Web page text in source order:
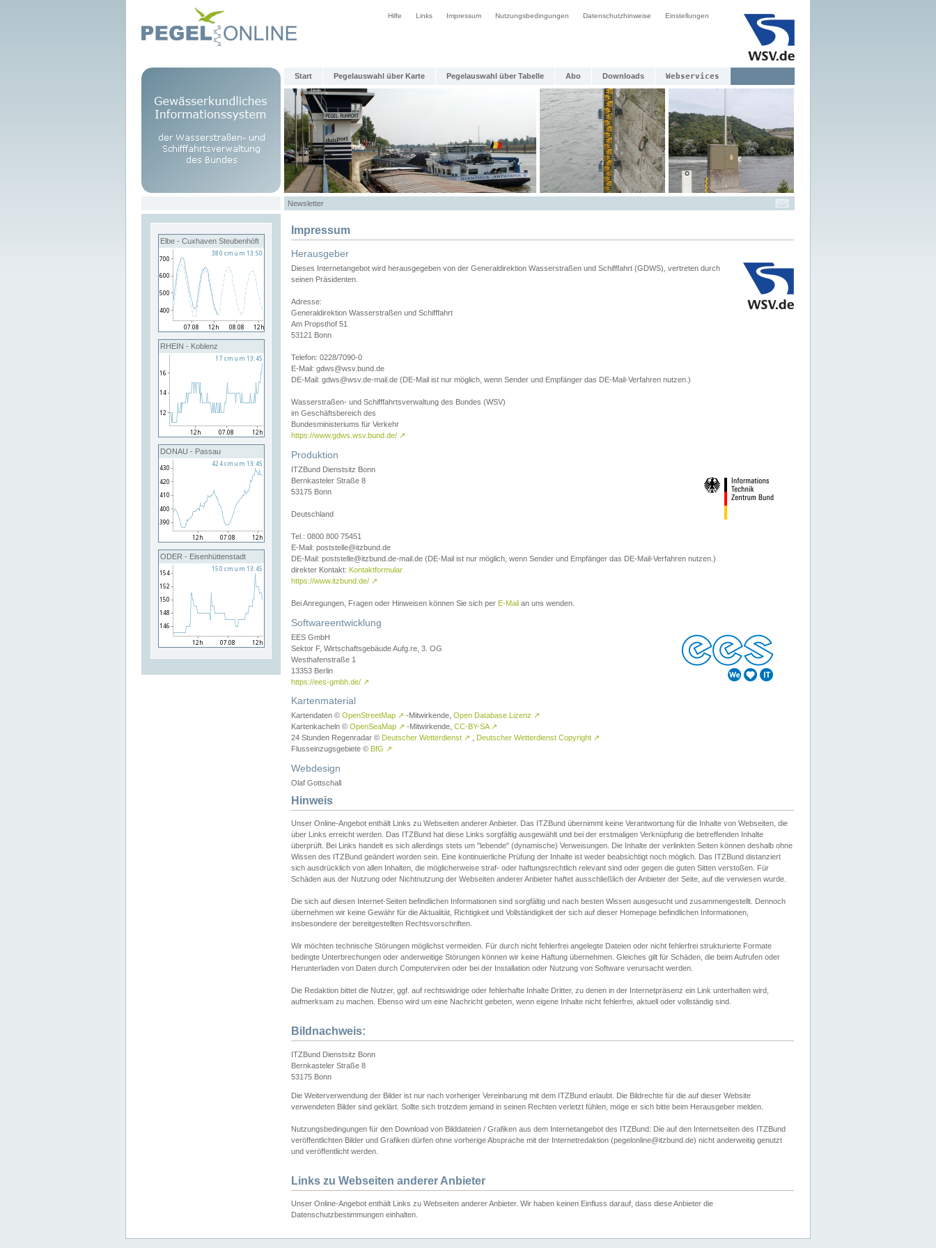
Hilfe Links Impressum Nutzungsbedingungen Datenschutzhinweise Einstellungen
Start Pegelauswahl über Karte Pegelauswahl über Tabelle Abo Downloads Webservices
Newsletter
Elbe - Cuxhaven Steubenhöft
RHEIN - Koblenz
DONAU - Passau
ODER - Eisenhüttenstadt
Impressum
Herausgeber
Dieses Internetangebot wird herausgegeben von der Generaldirektion Wasserstraßen und Schifffahrt (GDWS), vertreten durch
seinen Präsidenten.
Adresse:
Generaldirektion Wasserstraßen und Schifffahrt
Am Propsthof 51
53121 Bonn
Telefon: 0228/7090-0
E-Mail: gdws@wsv.bund.de
DE-Mail: gdws@wsv.de-mail.de (DE-Mail ist nur möglich, wenn Sender und Empfänger das DE-Mail-Verfahren nutzen.)
Wasserstraßen- und Schifffahrtsverwaltung des Bundes (WSV)
im Geschäftsbereich des
Bundesministeriums für Verkehr
https://www.gdws.wsv.bund.de/ ↗
Produktion
ITZBund Dienstsitz Bonn
Bernkasteler Straße 8
53175 Bonn
Deutschland
Tel.: 0800 800 75451
E-Mail: poststelle@itzbund.de
DE-Mail: poststelle@itzbund.de-mail.de (DE-Mail ist nur möglich, wenn Sender und Empfänger das DE-Mail-Verfahren nutzen.)
direkter Kontakt: Kontaktformular
https://www.itzbund.de/ ↗
Bei Anregungen, Fragen oder Hinweisen können Sie sich per E-Mail an uns wenden.
Softwareentwicklung
EES GmbH
Sektor F, Wirtschaftsgebäude Aufg.re, 3. OG
Westhafenstraße 1
13353 Berlin
https://ees-gmbh.de/ ↗
Kartenmaterial
Kartendaten © OpenStreetMap ↗ -Mitwirkende, Open Database Lizenz ↗
Kartenkacheln © OpenSeaMap ↗ -Mitwirkende, CC-BY-SA ↗
24 Stunden Regenradar © Deutscher Wetterdienst ↗ Deutscher Wetterdienst Copyright ↗
Flusseinzugsgebiete © BfG ↗
Webdesign
Olaf Gottschall
Hinweis
Unser Online-Angebot enthält Links zu Webseiten anderer Anbieter. Das ITZBund übernimmt keine Verantwortung für die Inhalte von Webseiten, die
über Links erreicht werden. Das ITZBund hat diese Links sorgfältig ausgewählt und bei der erstmaligen Verknüpfung die betreffenden Inhalte
überprüft. Bei Links handelt es sich allerdings stets um "lebende" (dynamische) Verweisungen. Die Inhalte der verlinkten Seiten können deshalb ohne
Wissen des ITZBund geändert worden sein. Eine kontinuierliche Prüfung der Inhalte ist weder beabsichtigt noch möglich. Das ITZBund distanziert
sich ausdrücklich von allen Inhalten, die möglicherweise straf- oder haftungsrechtlich relevant sind oder gegen die guten Sitten verstoßen. Für
Schäden aus der Nutzung oder Nichtnutzung der Webseiten anderer Anbieter haftet ausschließlich der Anbieter der Seite, auf die verwiesen wurde.
Die sich auf diesen Internet-Seiten befindlichen Informationen sind sorgfältig und nach besten Wissen ausgesucht und zusammengestellt. Dennoch
übernehmen wir keine Gewähr für die Aktualität, Richtigkeit und Vollständigkeit der sich auf dieser Homepage befindlichen Informationen,
insbesondere der bereitgestellten Rechtsvorschriften.
Wir möchten technische Störungen möglichst vermeiden. Für durch nicht fehlerfrei angelegte Dateien oder nicht fehlerfrei strukturierte Formate
bedingte Unterbrechungen oder anderweitige Störungen können wir keine Haftung übernehmen. Gleiches gilt für Schäden, die beim Aufrufen oder
Herunterladen von Daten durch Computerviren oder bei der Installation oder Nutzung von Software verursacht werden.
Die Redaktion bittet die Nutzer, ggf. auf rechtswidrige oder fehlerhafte Inhalte Dritter, zu denen in der Internetpräsenz ein Link unterhalten wird,
aufmerksam zu machen. Ebenso wird um eine Nachricht gebeten, wenn eigene Inhalte nicht fehlerfrei, aktuell oder vollständig sind.
Bildnachweis:
ITZBund Dienstsitz Bonn
Bernkasteler Straße 8
53175 Bonn
Die Weiterverwendung der Bilder ist nur nach vorheriger Vereinbarung mit dem ITZBund erlaubt. Die Bildrechte für die auf dieser Website
verwendeten Bilder sind geklärt. Sollte sich trotzdem jemand in seinen Rechten verletzt fühlen, möge er sich bitte beim Herausgeber melden.
Nutzungsbedingungen für den Download von Bilddateien / Grafiken aus dem Internetangebot des ITZBund: Die auf den Internetseiten des ITZBund
veröffentlichten Bilder und Grafiken dürfen ohne vorherige Absprache mit der Internetredaktion (pegelonline@itzbund.de) nicht anderweitig genutzt
und veröffentlicht werden.
Links zu Webseiten anderer Anbieter
Unser Online-Angebot enthält Links zu Webseiten anderer Anbieter. Wir haben keinen Einfluss darauf, dass diese Anbieter die
Datenschutzbestimmungen einhalten.